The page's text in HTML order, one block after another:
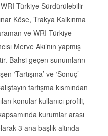
Türkiye Sürdürülebilir
Köse, Trakya Kalkınma
ve WRI Türkiye
Merve Akı’nın yapmış
Bahsi geçen sunumların
‘Tartışma’ ve ‘Sonuç’
tartışma kısmından
konular kullanıcı profili,
kurumlar arası
3 ana başlık altında